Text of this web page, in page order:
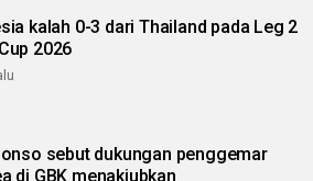
kalah 0-3 dari Thailand pada Leg 2
2026
sebut dukungan penggemar
di GBK menakjubkan